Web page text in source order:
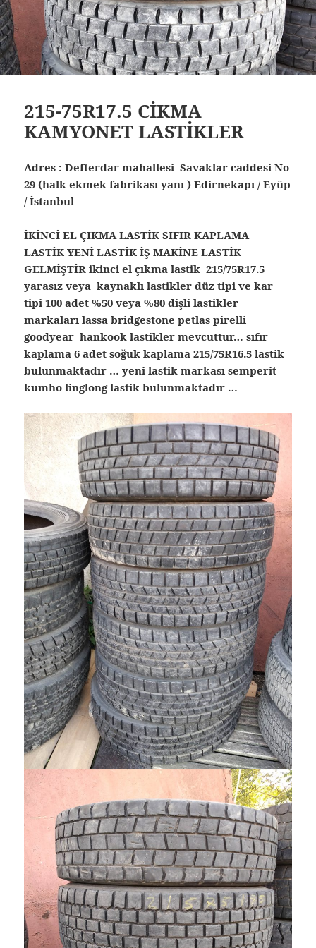
215-75R17.5 CİKMA
KAMYONET LASTİKLER
Adres : Defterdar mahallesi Savaklar caddesi No
29 (halk ekmek fabrikası yanı ) Edirnekapı / Eyüp
/ İstanbul
İKİNCİ EL ÇIKMA LASTİK SIFIR KAPLAMA
LASTİK YENİ LASTİK İŞ MAKİNE LASTİK
GELMİŞTİR ikinci el çıkma lastik 215/75R17.5
yarasız veya kaynaklı lastikler düz tipi ve kar
tipi 100 adet %50 veya %80 dişli lastikler
markaları lassa bridgestone petlas pirelli
goodyear hankook lastikler mevcuttur… sıfır
kaplama 6 adet soğuk kaplama 215/75R16.5 lastik
bulunmaktadır … yeni lastik markası semperit
kumho linglong lastik bulunmaktadır …